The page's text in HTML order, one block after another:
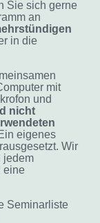
Sie sich gerne
an
in die
mit
und
nicht
eigenes
Wir
jedem
eine
Seminarliste